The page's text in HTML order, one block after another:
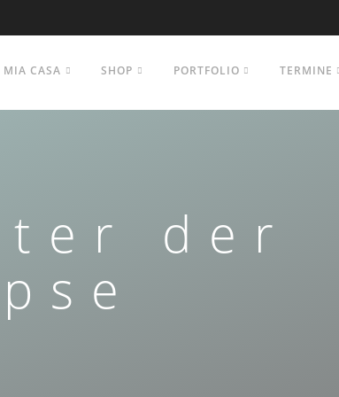
MIA CASA SHOP PORTFOLIO TERMINE
der